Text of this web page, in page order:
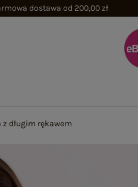
dostawa od 200,00 zł
długim rękawem